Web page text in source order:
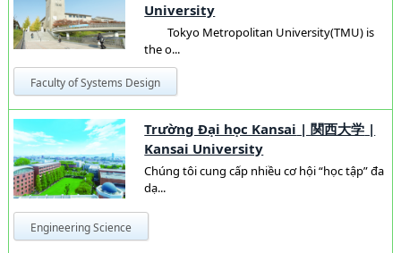
University
Tokyo Metropolitan University(TMU) is
the o...
Faculty of Systems Design
Trường Đại học Kansai |関西大学 |
Kansai University
Chúng tôi cung cấp nhiều cơ hội “học tập” đa
dạ...
Engineering Science